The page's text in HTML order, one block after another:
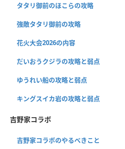
タタリ御前のほこらの攻略
強敵タタリ御前の攻略
花火大会2026の内容
だいおうクジラの攻略と弱点
ゆうれい船の攻略と弱点
キングスイカ岩の攻略と弱点
吉野家コラボ
吉野家コラボのやるべきこと